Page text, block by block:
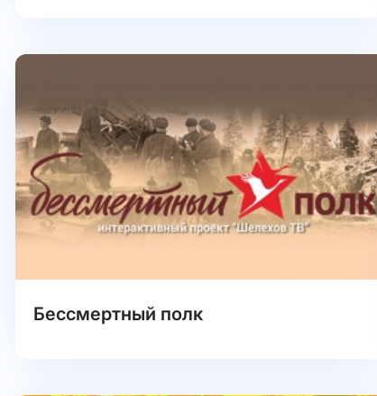
Бессмертный полк